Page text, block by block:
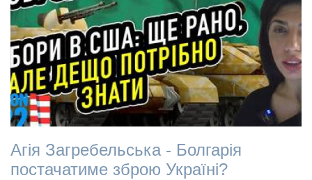
Агія Загребельська - Болгарія
постачатиме зброю Україні?